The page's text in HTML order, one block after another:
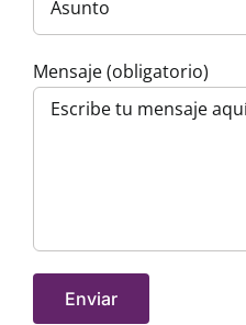
Mensaje (obligatorio)